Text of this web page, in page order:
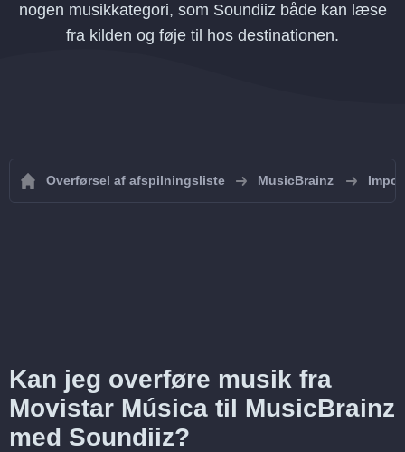
nogen musikkategori, som Soundiiz både kan læse
fra kilden og føje til hos destinationen.
Overførsel af afspilningsliste MusicBrainz
Kan jeg overføre musik fra
Movistar Música til MusicBrainz
med Soundiiz?